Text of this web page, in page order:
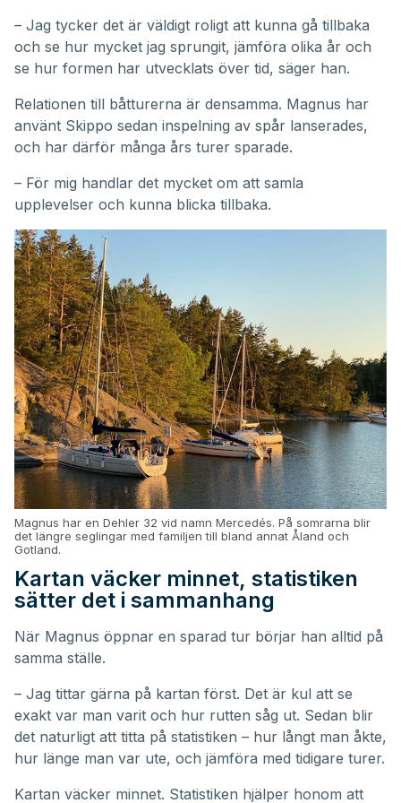
– Jag tycker det är väldigt roligt att kunna gå tillbaka
och se hur mycket jag sprungit, jämföra olika år och
se hur formen har utvecklats över tid, säger han.
Relationen till båtturerna är densamma. Magnus har
använt Skippo sedan inspelning av spår lanserades,
och har därför många års turer sparade.
– För mig handlar det mycket om att samla
upplevelser och kunna blicka tillbaka.
Magnus har en Dehler 32 vid namn Mercedés. På somrarna blir
det längre seglingar med familjen till bland annat Åland och
Gotland.
Kartan väcker minnet, statistiken
sätter det i sammanhang
När Magnus öppnar en sparad tur börjar han alltid på
samma ställe.
– Jag tittar gärna på kartan först. Det är kul att se
exakt var man varit och hur rutten såg ut. Sedan blir
det naturligt att titta på statistiken – hur långt man åkte,
hur länge man var ute, och jämföra med tidigare turer.
Kartan väcker minnet. Statistiken hjälper honom att